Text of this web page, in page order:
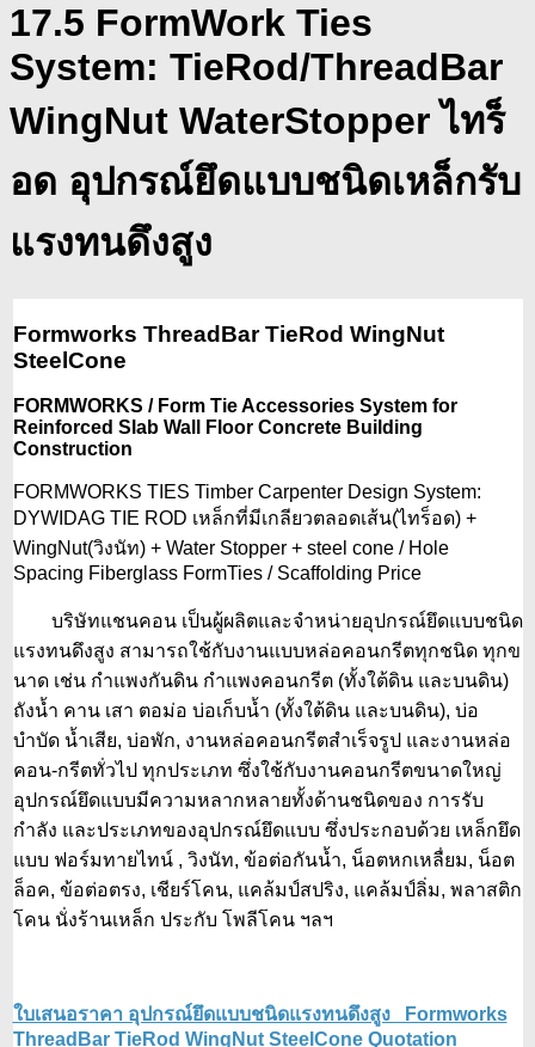
17.5 FormWork Ties
System: TieRod/ThreadBar
WingNut WaterStopper ไทร็
อด อุปกรณ์ยึดแบบชนิดเหล็กรับ
แรงทนดึงสูง
Formworks ThreadBar TieRod WingNut
SteelCone
FORMWORKS / Form Tie Accessories System for
Reinforced Slab Wall Floor Concrete Building
Construction
FORMWORKS TIES Timber Carpenter Design System:
DYWIDAG TIE ROD เหล็กที่มีเกลียวตลอดเส้น(ไทร็อด) +
WingNut(วิงนัท) + Water Stopper + steel cone / Hole
Spacing Fiberglass FormTies / Scaffolding Price
บริษัทแชนคอน เป็นผู้ผลิตและจำหน่ายอุปกรณ์ยึดแบบชนิด
แรงทนดึงสูง สามารถใช้กับงานแบบหล่อคอนกรีตทุกชนิด ทุกข
นาด เช่น กำแพงกันดิน กำแพงคอนกรีต (ทั้งใต้ดิน และบนดิน)
ถังน้ำ คาน เสา ตอม่อ บ่อเก็บน้ำ (ทั้งใต้ดิน และบนดิน), บ่อ
บำบัด น้ำเสีย, บ่อพัก, งานหล่อคอนกรีตสำเร็จรูป และงานหล่อ
คอน-กรีตทั่วไป ทุกประเภท ซึ่งใช้กับงานคอนกรีตขนาดใหญ่
อุปกรณ์ยึดแบบมีความหลากหลายทั้งด้านชนิดของ การรับ
กำลัง และประเภทของอุปกรณ์ยึดแบบ ซึ่งประกอบด้วย เหล็กยึด
แบบ ฟอร์มทายไทน์ , วิงนัท, ข้อต่อกันน้ำ, น็อตหกเหลื่ยม, น็อต
ล็อค, ข้อต่อตรง, เชียร์โคน, แคล้มป์สปริง, แคล้มป์ลิ่ม, พลาสติก
โคน นั่งร้านเหล็ก ประกับ โพลีโคน ฯลฯ
ใบเสนอราคา อุปกรณ์ยึดแบบชนิดแรงทนดึงสูง Formworks
ThreadBar TieRod WingNut SteelCone Quotation